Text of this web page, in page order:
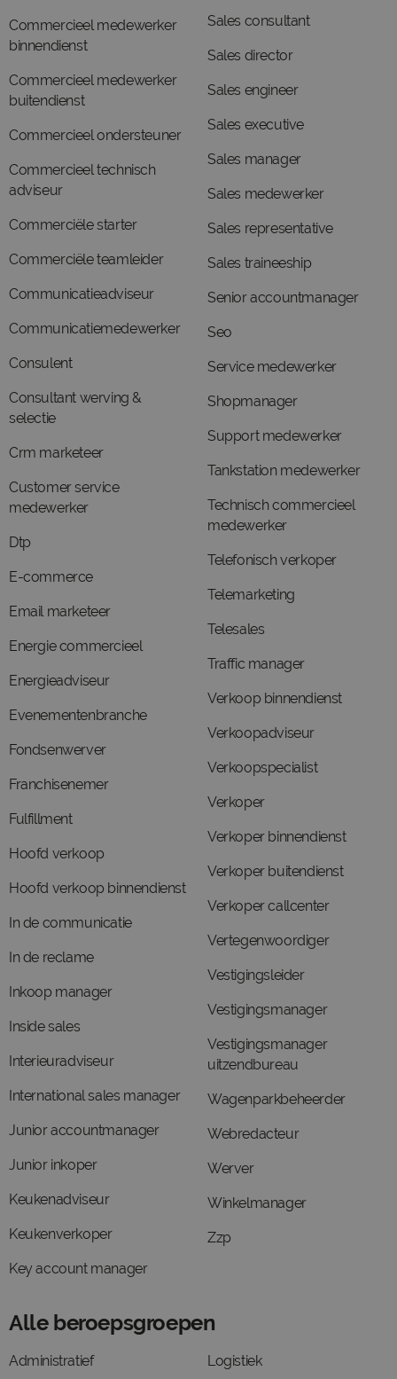
Commercieel medewerker
binnendienst
Commercieel medewerker
buitendienst
Commercieel ondersteuner
Commercieel technisch
adviseur
Commerciële starter
Commerciële teamleider
Communicatieadviseur
Communicatiemedewerker
Consulent
Consultant werving &
selectie
Crm marketeer
Customer service
medewerker
Dtp
E-commerce
Email marketeer
Energie commercieel
Energieadviseur
Evenementenbranche
Fondsenwerver
Franchisenemer
Fulfillment
Hoofd verkoop
Hoofd verkoop binnendienst
In de communicatie
In de reclame
Inkoop manager
Inside sales
Interieuradviseur
International sales manager
Junior accountmanager
Junior inkoper
Keukenadviseur
Keukenverkoper
Key account manager
Sales consultant
Sales director
Sales engineer
Sales executive
Sales manager
Sales medewerker
Sales representative
Sales traineeship
Senior accountmanager
Seo
Service medewerker
Shopmanager
Support medewerker
Tankstation medewerker
Technisch commercieel
medewerker
Telefonisch verkoper
Telemarketing
Telesales
Traffic manager
Verkoop binnendienst
Verkoopadviseur
Verkoopspecialist
Verkoper
Verkoper binnendienst
Verkoper buitendienst
Verkoper callcenter
Vertegenwoordiger
Vestigingsleider
Vestigingsmanager
Vestigingsmanager
uitzendbureau
Wagenparkbeheerder
Webredacteur
Werver
Winkelmanager
Zzp
Alle beroepsgroepen
Administratief Logistiek